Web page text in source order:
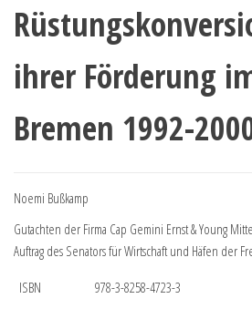
ihrer Förderung
Bremen 1992-
Noemi Bußkamp
Gutachten der Firma Cap Gemini Ernst & Young
Auftrag des Senators für Wirtschaft und Häfen der
ISBN
978-3-8258-4723-3